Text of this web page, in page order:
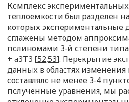
Комплекс
теплоемкости был разделен
которых экспериментальные
сглажены методом
полиномами 3-й степени типа
+ a3T3 [52,53]. Перекрытие
данных в областях
составляло не менее 3-4
полученные уравнения, мы